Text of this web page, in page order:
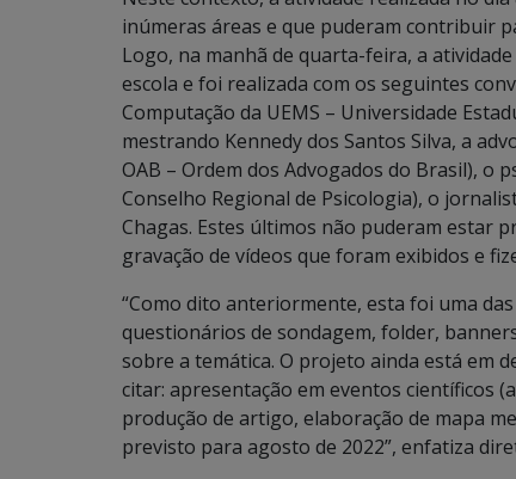
inúmeras áreas e que puderam contribuir
Logo, na manhã de quarta-feira, a
escola e foi realizada com os seguintes
Computação da UEMS – Universidade
mestrando Kennedy dos Santos Silva, a
OAB – Ordem dos Advogados do Brasil), o
Conselho Regional de Psicologia), o
Chagas. Estes últimos não puderam estar
gravação de vídeos que foram exibidos e
“Como dito anteriormente, esta foi uma
questionários de sondagem, folder,
sobre a temática. O projeto ainda está em
citar: apresentação em eventos científicos
produção de artigo, elaboração de mapa
previsto para agosto de 2022”, enfatiza